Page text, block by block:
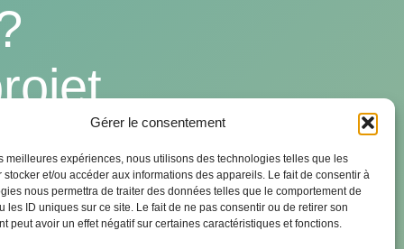
Gérer le consentement
meilleures expériences, nous utilisons des technologies telles que les
stocker et/ou accéder aux informations des appareils. Le fait de consentir à
nous permettra de traiter des données telles que le comportement de
les ID uniques sur ce site. Le fait de ne pas consentir ou de retirer son
peut avoir un effet négatif sur certaines caractéristiques et fonctions.